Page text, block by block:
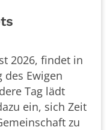
2026, findet in
des Ewigen
Tag lädt
ein, sich Zeit
zu